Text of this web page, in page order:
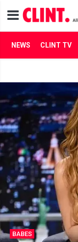
NEWS CLINT TV
BABES